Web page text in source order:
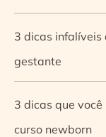
3 dicas infalíveis
gestante
3 dicas que
curso newborn